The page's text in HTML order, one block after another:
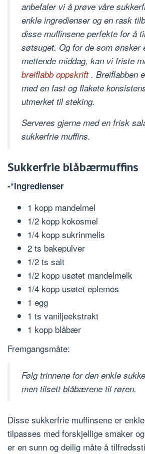
anbefaler vi å prøve våre
enkle ingredienser og en rask
disse muffinsene perfekte for å
søtsuget. Og for de som ønsker
mettende middag, kan vi friste
breiflabb oppskrift. Breiflabben
med en fast og flakete
utmerket til steking.
Serveres gjerne med en frisk
sukkerfrie muffins.
Sukkerfrie blåbærmuffins
-*Ingredienser
1 kopp mandelmel
1/2 kopp kokosmel
1/4 kopp sukrinmelis
2 ts bakepulver
1/2 ts salt
1/2 kopp usøtet mandelmelk
1/4 kopp usøtet eplemos
1 egg
1 ts vaniljeekstrakt
1 kopp blåbær
Fremgangsmåte:
Følg trinnene for den enkle
men tilsett blåbærene til røren.
Disse sukkerfrie muffinsene er
tilpasses med forskjellige smaker
er en sunn og deilig måte å